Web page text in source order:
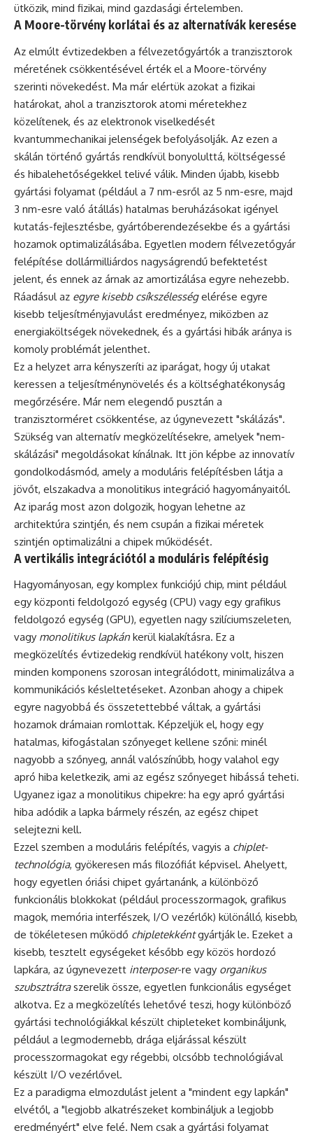
ütközik, mind fizikai, mind gazdasági értelemben.
A Moore-törvény korlátai és az alternatívák keresése
Az elmúlt évtizedekben a félvezetőgyártók a tranzisztorok
méretének csökkentésével érték el a Moore-törvény
szerinti növekedést. Ma már elértük azokat a fizikai
határokat, ahol a tranzisztorok atomi méretekhez
közelítenek, és az elektronok viselkedését
kvantummechanikai jelenségek befolyásolják. Az ezen a
skálán történő gyártás rendkívül bonyolulttá, költségessé
és hibalehetőségekkel telivé válik. Minden újabb, kisebb
gyártási folyamat (például a 7 nm-esről az 5 nm-esre, majd
3 nm-esre való átállás) hatalmas beruházásokat igényel
kutatás-fejlesztésbe, gyártóberendezésekbe és a gyártási
hozamok optimalizálásába. Egyetlen modern félvezetőgyár
felépítése dollármilliárdos nagyságrendű befektetést
jelent, és ennek az árnak az amortizálása egyre nehezebb.
Ráadásul az egyre kisebb csíkszélességelérése egyre
kisebb teljesítményjavulást eredményez, miközben az
energiaköltségek növekednek, és a gyártási hibák aránya is
komoly problémát jelenthet.
Ez a helyzet arra kényszeríti az iparágat, hogy új utakat
keressen a teljesítménynövelés és a költséghatékonyság
megőrzésére. Már nem elegendő pusztán a
tranzisztorméret csökkentése, az úgynevezett "skálázás".
Szükség van alternatív megközelítésekre, amelyek "nem-
skálázási" megoldásokat kínálnak. Itt jön képbe az innovatív
gondolkodásmód, amely a moduláris felépítésben látja a
jövőt, elszakadva a monolitikus integráció hagyományaitól.
Az iparág most azon dolgozik, hogyan lehetne az
architektúra szintjén, és nem csupán a fizikai méretek
szintjén optimalizálni a chipek működését.
A vertikális integrációtól a moduláris felépítésig
Hagyományosan, egy komplex funkciójú chip, mint például
egy központi feldolgozó egység (CPU) vagy egy grafikus
feldolgozó egység (GPU), egyetlen nagy szilíciumszeleten,
vagy monolitikus lapkán kerül kialakításra. Ez a
megközelítés évtizedekig rendkívül hatékony volt, hiszen
minden komponens szorosan integrálódott, minimalizálva a
kommunikációs késleltetéseket. Azonban ahogy a chipek
egyre nagyobbá és összetettebbé váltak, a gyártási
hozamok drámaian romlottak. Képzeljük el, hogy egy
hatalmas, kifogástalan szőnyeget kellene szőni: minél
nagyobb a szőnyeg, annál valószínűbb, hogy valahol egy
apró hiba keletkezik, ami az egész szőnyeget hibássá teheti.
Ugyanez igaz a monolitikus chipekre: ha egy apró gyártási
hiba adódik a lapka bármely részén, az egész chipet
selejtezni kell.
Ezzel szemben a moduláris felépítés, vagyis a chiplet-
technológia, gyökeresen más filozófiát képvisel. Ahelyett,
hogy egyetlen óriási chipet gyártanánk, a különböző
funkcionális blokkokat (például processzormagok, grafikus
magok, memória interfészek, I/O vezérlők) különálló, kisebb,
de tökéletesen működő chipletekkéntgyártják le. Ezeket a
kisebb, tesztelt egységeket később egy közös hordozó
lapkára, az úgynevezett interposer-re vagy organikus
szubsztrátraszerelik össze, egyetlen funkcionális egységet
alkotva. Ez a megközelítés lehetővé teszi, hogy különböző
gyártási technológiákkal készült chipleteket kombináljunk,
például a legmodernebb, drága eljárással készült
processzormagokat egy régebbi, olcsóbb technológiával
készült I/O vezérlővel.
Ez a paradigma elmozdulást jelent a "mindent egy lapkán"
elvétől, a "legjobb alkatrészeket kombináljuk a legjobb
eredményért" elve felé. Nem csak a gyártási folyamat